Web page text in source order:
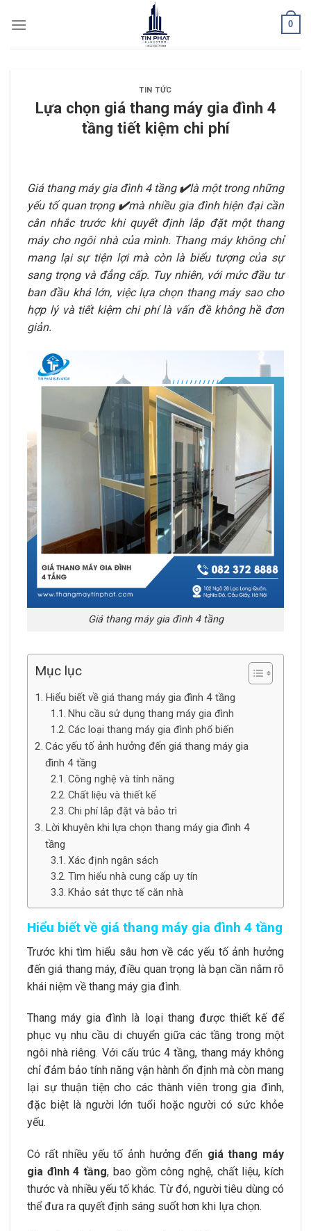
0
TIN TỨC
Lựa chọn giá thang máy gia đình 4
tầng tiết kiệm chi phí
Giá thang máy gia đình 4 tầng ✔️là một trong những
yếu tố quan trọng ✔️mà nhiều gia đình hiện đại cần
cân nhắc trước khi quyết định lắp đặt một thang
máycho ngôi nhà của mình. Thang máy không chỉ
mang lại sự tiện lợi mà còn là biểu tượng của sự
sang trọng và đẳng cấp. Tuy nhiên, với mức đầu tư
ban đầu khá lớn, việc lựa chọn thang máy sao cho
hợp lý và tiết kiệm chi phí là vấn đề không hề đơn
giản.
Giá thang máy gia đình 4 tầng
Mục lục
Hiểu biết về giá thang máy gia đình 4 tầng
Nhu cầu sử dụng thang máy gia đình
Các loại thang máy gia đình phổ biến
Các yếu tố ảnh hưởng đến giá thang máy gia
đình 4 tầng
Công nghệ và tính năng
Chất liệu và thiết kế
Chi phí lắp đặt và bảo trì
Lời khuyên khi lựa chọn thang máy gia đình 4
tầng
Xác định ngân sách
Tìm hiểu nhà cung cấp uy tín
Khảo sát thực tế căn nhà
Hiểu biết về giá thang máy gia đình 4 tầng
Trước khi tìm hiểu sâu hơn về các yếu tố ảnh hưởng
đến giá thang máy, điều quan trọng là bạn cần nắm rõ
khái niệm về thang máy gia đình.
Thang máy gia đình là loại thang được thiết kế để
phục vụ nhu cầu di chuyển giữa các tầng trong một
ngôi nhà riêng. Với cấu trúc 4 tầng, thang máy không
chỉ đảm bảo tính năng vận hành ổn định mà còn mang
lại sự thuận tiện cho các thành viên trong gia đình,
đặc biệt là người lớn tuổi hoặc người có sức khỏe
yếu.
Có rất nhiều yếu tố ảnh hưởng đến giá thang máy
gia đình 4 tầng, bao gồm công nghệ, chất liệu, kích
thước và nhiều yếu tố khác. Từ đó, người tiêu dùng có
thể đưa ra quyết định sáng suốt hơn khi lựa chọn.